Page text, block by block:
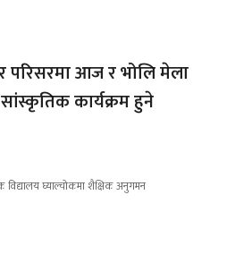
परिसरमा आज र भोलि मेला
कार्यक्रम हुने